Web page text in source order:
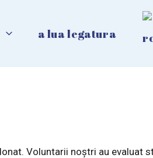
a lua legatura
Voluntarii noștri au evaluat